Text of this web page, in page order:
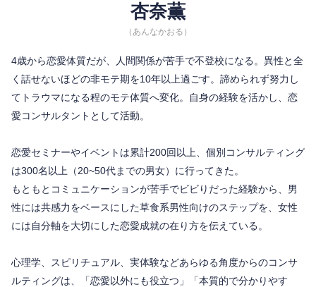
杏奈薫
（あんなかおる）
4歳から恋愛体質だが、人間関係が苦手で不登校になる。異性と全
く話せないほどの非モテ期を10年以上過ごす。諦められず努力し
てトラウマになる程のモテ体質へ変化。自身の経験を活かし、恋
愛コンサルタントとして活動。
恋愛セミナーやイベントは累計200回以上、個別コンサルティング
は300名以上（20~50代までの男女）に行ってきた。
もともとコミュニケーションが苦手でビビりだった経験から、男
性には共感力をベースにした草食系男性向けのステップを、女性
には自分軸を大切にした恋愛成就の在り方を伝えている。
心理学、スピリチュアル、実体験などあらゆる角度からのコンサ
ルティングは、「恋愛以外にも役立つ」「本質的で分かりやす